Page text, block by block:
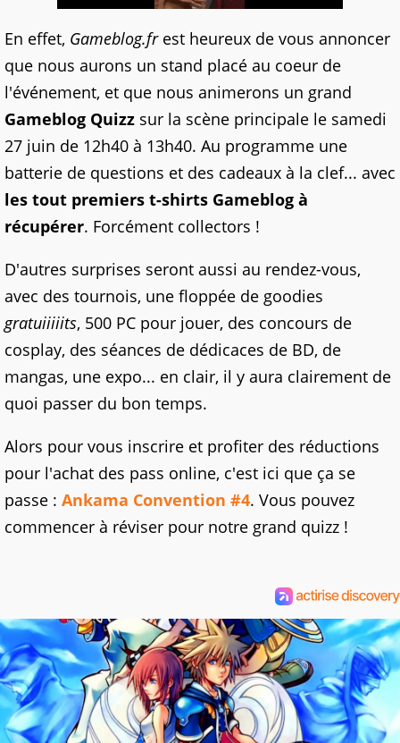
En effet, Gameblog.frest heureux de vous annoncer
que nous aurons un stand placé au coeur de
l'événement, et que nous animerons un grand
Gameblog Quizz sur la scène principale le samedi
27 juin de 12h40 à 13h40. Au programme une
batterie de questions et des cadeaux à la clef... avec
les tout premiers t-shirts Gameblog à
récupérer. Forcément collectors !
D'autres surprises seront aussi au rendez-vous,
avec des tournois, une floppée de goodies
gratuiiiiits, 500 PC pour jouer, des concours de
cosplay, des séances de dédicaces de BD, de
mangas, une expo... en clair, il y aura clairement de
quoi passer du bon temps.
Alors pour vous inscrire et profiter des réductions
pour l'achat des pass online, c'est ici que ça se
passe : Ankama Convention #4. Vous pouvez
commencer à réviser pour notre grand quizz !